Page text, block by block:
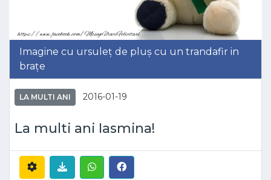
Imagine cu ursuleț de pluș cu un trandafir in
brațe
LA MULTI ANI 2016-01-19
La multi ani Iasmina!